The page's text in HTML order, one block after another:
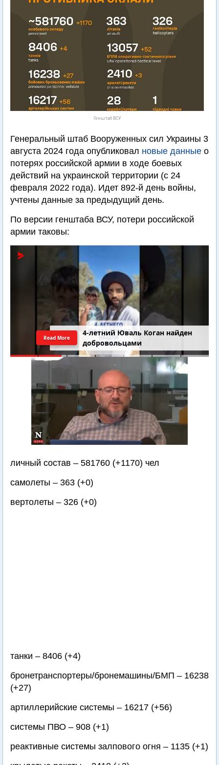
Генштаб ВСУ
Генеральный штаб Вооруженных сил Украины 3
августа 2024 года опубликовал новые данные о
потерях российской армии в ходе боевых
действий на украинской территории (с 24
февраля 2022 года). Идет 892-й день войны,
учтены данные за предыдущий день.
По версии генштаба ВСУ, потери российской
армии таковы:
4-летний Юваль Коган найден
добровольцами
Read More
личный состав – 581760 (+1170) чел
самолеты – 363 (+0)
вертолеты – 326 (+0)
танки – 8406 (+4)
бронетранспортеры/бронемашины/БМП – 16238
(+27)
артиллерийские системы – 16217 (+56)
системы ПВО – 908 (+1)
реактивные системы залпового огня – 1135 (+1)